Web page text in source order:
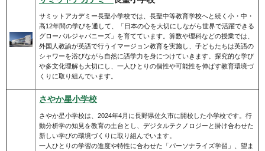
サミットアカデミー長聖小学校では、長聖中等教育学校へと続く小・中・
高12年間の学びを通して、「日本の心を大切にしながら世界で活躍できる
グローバルジャパニーズ」を育てています。算数や理科などの授業では、
外国人教諭が英語で行うイマージョン教育を実施し、子どもたちは英語の
シャワーを浴びながら自然に語学力を身につけていきます。探究的な学び
や多文化理解も大切にし、一人ひとりの個性や可能性を伸ばす教育環境づ
くりに取り組んでいます。
さやか星小学校
さやか星小学校は、2024年4月に長野県佐久市に開校した小学校です。行
動分析学の知見を教育の土台とし、デジタルテクノロジーと掛け合わせた
新しい学びの環境づくりに取り組んでいます。
一人ひとりの学習の進度や特性に合わせた「パーソナライズ学習」、望ま